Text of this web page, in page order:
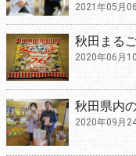
2021年05月
秋田まる
2020年06月
秋田県内
2020年09月